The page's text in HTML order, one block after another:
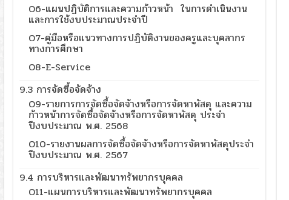
O6-แผนปฏิบัติการและความก้าวหน้า ในการดำเนินงาน
และการใช้งบประมาณประจำปี
O7-คู่มือหรือแนวทางการปฏิบัติงานของครูและบุคลากร
ทางการศึกษา
O8-E-Service
9.3 การจัดซื้อจัดจ้าง
O9-รายการการจัดซื้อจัดจ้างหรือการจัดหาพัสดุ และความ
ก้าวหน้าการจัดซื้อจัดจ้างหรือการจัดหาพัสดุ ประจำ
ปีงบประมาณ พ.ศ. 2568
O10-รายงานผลการจัดซื้อจัดจ้างหรือการจัดหาพัสดุประจำ
ปีงบประมาณ พ.ศ. 2567
9.4 การบริหารและพัฒนาทรัพยากรบุคคล
O11-แผนการบริหารและพัฒนาทรัพยากรบุคคล